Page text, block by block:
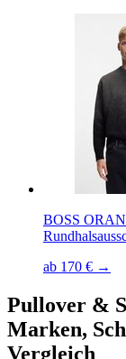
BOSS
ab 170 € →
Pullover &
Marken,
Vergleich